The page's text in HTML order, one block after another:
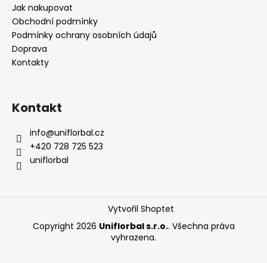
Jak nakupovat
Obchodní podmínky
Podmínky ochrany osobních údajů
Doprava
Kontakty
Kontakt
info@uniflorbal.cz
+420 728 725 523
uniflorbal
Vytvořil Shoptet
Copyright 2026 Uniflorbal s.r.o.. Všechna práva
vyhrazena.